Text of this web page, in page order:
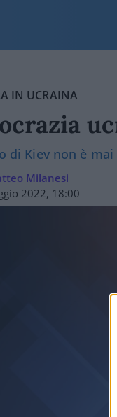
IN UCRAINA
di Kiev non è
Milanesi
2022, 18:00